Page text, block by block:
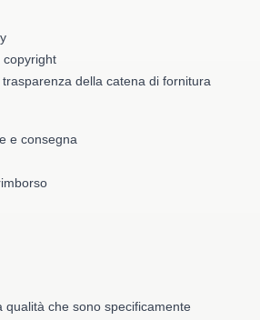
copyright
della catena di fornitura
e consegna
qualità che sono specificamente